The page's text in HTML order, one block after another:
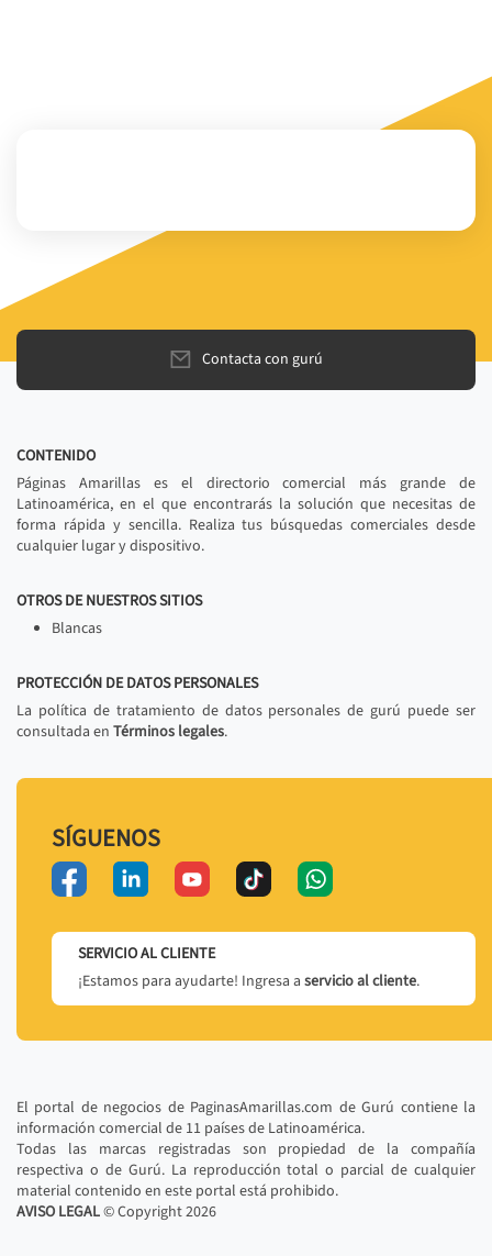
Contacta con gurú
CONTENIDO
Páginas Amarillas es el directorio comercial más grande de
Latinoamérica, en el que encontrarás la solución que necesitas de
forma rápida y sencilla. Realiza tus búsquedas comerciales desde
cualquier lugar y dispositivo.
OTROS DE NUESTROS SITIOS
Blancas
PROTECCIÓN DE DATOS PERSONALES
La política de tratamiento de datos personales de gurú puede ser
consultada en Términos legales.
SÍGUENOS
SERVICIO AL CLIENTE
¡Estamos para ayudarte! Ingresa a servicio al cliente.
El portal de negocios de PaginasAmarillas.com de Gurú contiene la
información comercial de 11 países de Latinoamérica.
Todas las marcas registradas son propiedad de la compañía
respectiva o de Gurú. La reproducción total o parcial de cualquier
material contenido en este portal está prohibido.
AVISO LEGAL© Copyright2026